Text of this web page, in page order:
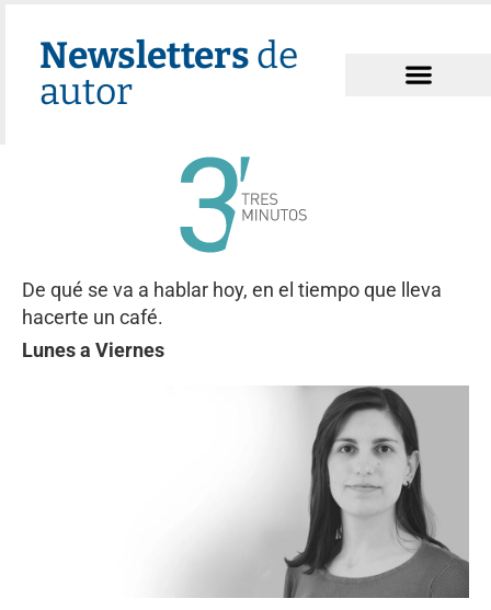
Newsletters de
autor
De qué se va a hablar hoy, en el tiempo que lleva
hacerte un café.
Lunes a Viernes